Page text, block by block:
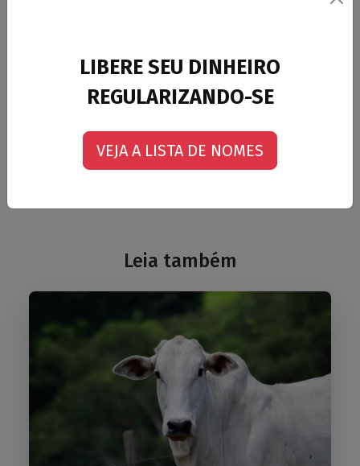
GLOBAL BRASIL
Voltar para a página de notícias
Leia também
LIBERE SEU DINHEIRO
REGULARIZANDO-SE
VEJA A LISTA DE NOMES